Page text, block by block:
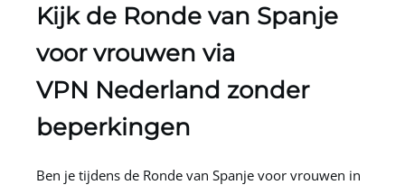
Kijk de Ronde van Spanje
voor vrouwen via
VPN Nederland zonder
beperkingen
Ben je tijdens de Ronde van Spanje voor vrouwen in